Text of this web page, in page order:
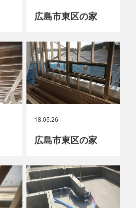
広島市東区の家
18.05.26
広島市東区の家